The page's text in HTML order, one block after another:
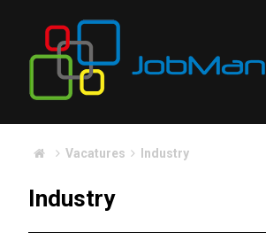
Vacatures Industry
Industry